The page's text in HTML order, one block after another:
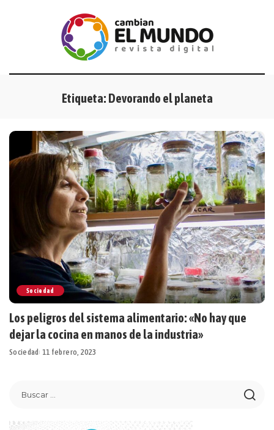
Etiqueta: Devorando el planeta
Sociedad
Los peligros del sistema alimentario: «No hay que
dejar la cocina en manos de la industria»
Sociedad 11 febrero, 2023